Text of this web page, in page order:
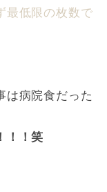
最低限の枚数で
は病院食だった
！！笑